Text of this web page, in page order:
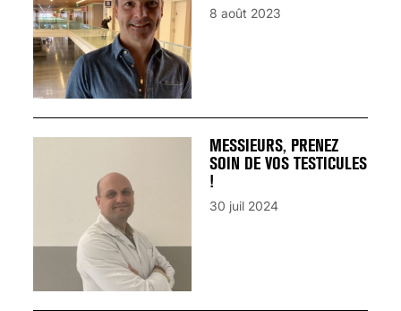
8 août 2023
MESSIEURS, PRENEZ
SOIN DE VOS TESTICULES
!
30 juil 2024